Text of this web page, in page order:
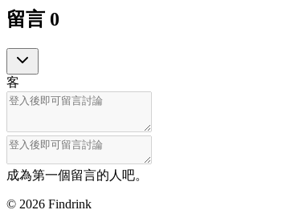
留言 0
客
成為第一個留言的人吧。
© 2026 Findrink